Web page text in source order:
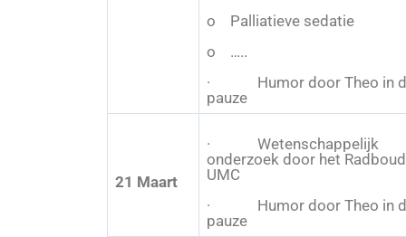
o Palliatieve sedatie
o …..
· Humor door Theo in
pauze
21 Maart
· Wetenschappelijk
onderzoek door het Radboud
UMC
· Humor door Theo in
pauze